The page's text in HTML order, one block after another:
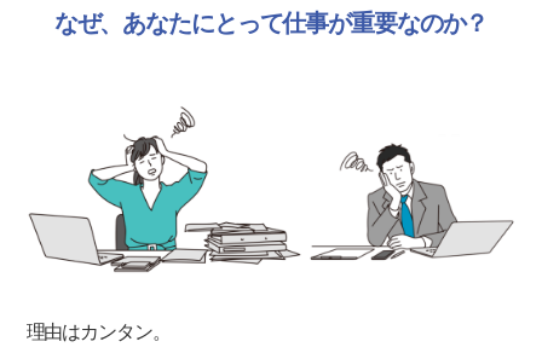
なぜ、あなたにとって仕事が重要なのか？
理由はカンタン。